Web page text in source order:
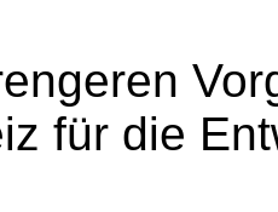
für die